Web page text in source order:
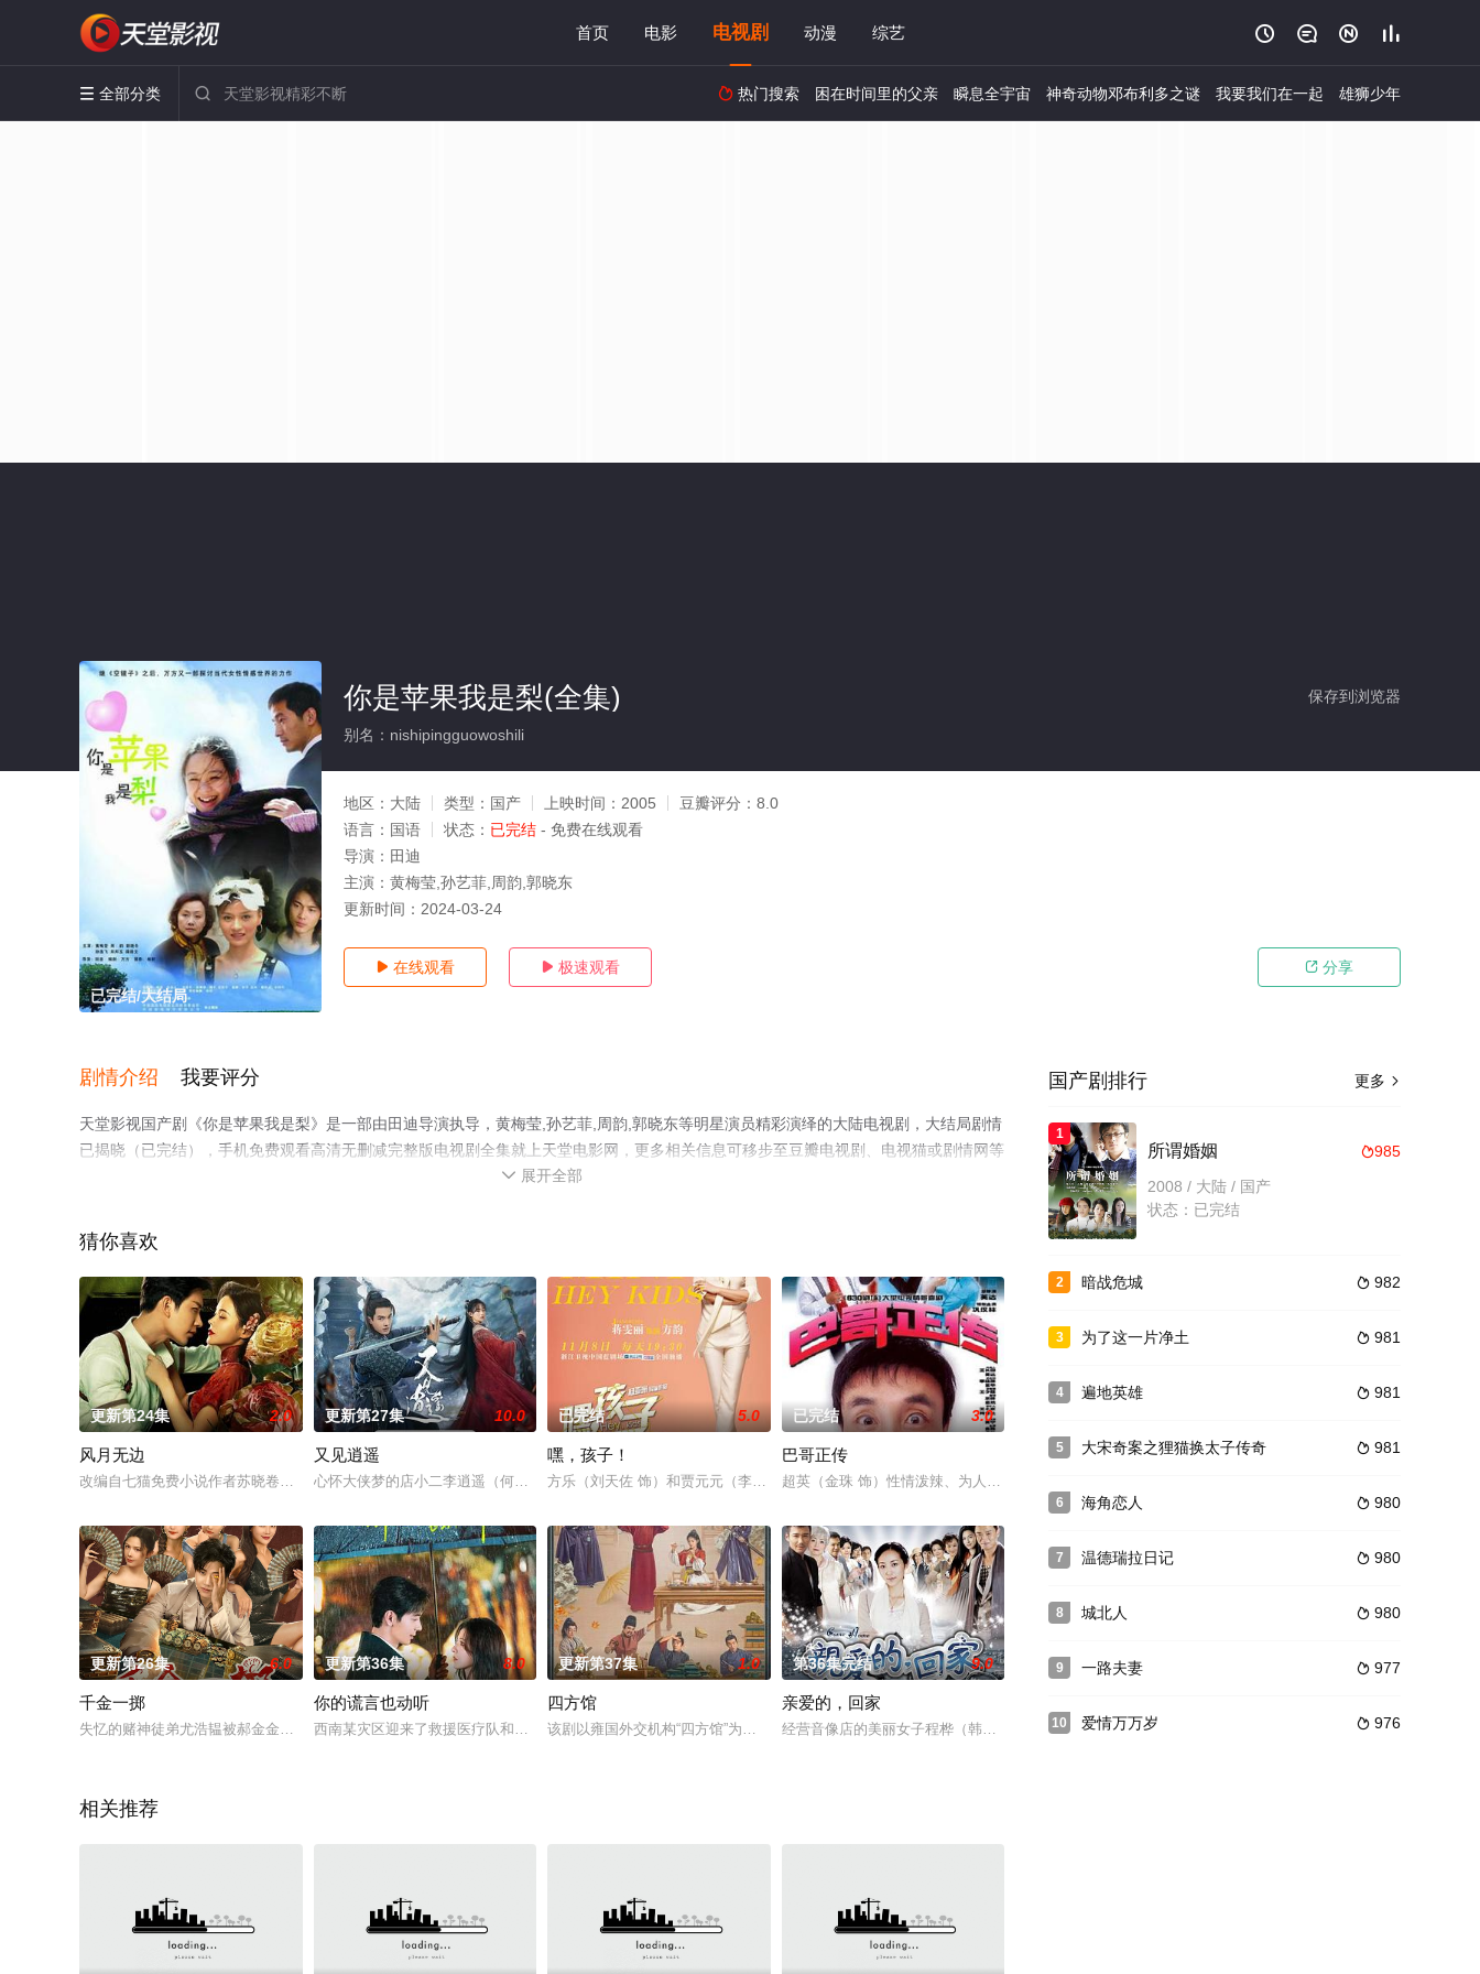
首页 电影 电视剧 动漫 综艺    
 全部分类   热门搜索 困在时间里的父亲 瞬息全宇宙 神奇动物邓布利多之谜 我要我们在一起 雄狮少年
已完结/大结局
保存到浏览器
你是苹果我是梨(全集)
别名：nishipingguowoshili
地区： 大陆 类型： 国产 上映时间： 2005 豆瓣评分： 8.0
语言： 国语 状态： 已完结 - 免费在线观看
导演： 田迪
主演： 黄梅莹,孙艺菲,周韵,郭晓东
更新时间： 2024-03-24
 在线观看  极速观看  分享
剧情介绍 我要评分
天堂影视国产剧《你是苹果我是梨》是一部由田迪导演执导，黄梅莹,孙艺菲,周韵,郭晓东等明星演员精彩演绎的大陆电视剧，大结局剧情
已揭晓（已完结），手机免费观看高清无删减完整版电视剧全集就上天堂电影网，更多相关信息可移步至豆瓣电视剧、电视猫或剧情网等
。
 展开全部
猜你喜欢
更新第24集 2.0
风月无边
改编自七猫免费小说作者苏晓卷作品《退婚后被大佬亲哭了》。云城名伶杨安凝（洪潇 饰）为替师兄报仇不惜铤而走险委身军阀之子贺行洲（严子贤 饰），并精心布置好
更新第27集 10.0
又见逍遥
心怀大侠梦的店小⼆李逍遥（何与 饰），机缘巧合结识女娲后人赵灵儿（杨雨潼 饰），与其结伴寻找能破除天下旱灾的水灵珠，途中先后结识欢喜冤家林月如（徐好 饰
已完结 5.0
嘿，孩子！
方乐（刘天佐 饰）和贾元元（李小冉 饰）男才女貌，是旁人眼中的天作之合，然而只有他们自己知道，两人的婚姻因为孩子的问题而亮起了红灯。
已完结 3.0
巴哥正传
超英（金珠 饰）性情泼辣、为人热情，唯独看不上她眼中窝囊的丈夫巴国梁（巩汉林 饰），一会儿嫌他不挣
更新第26集 6.0
千金一掷
失忆的赌神徒弟尤浩韫被郝金金一家收留，因无意展露赌术卷入纷争：孙忆千为家族话语权拉拢他，郝金金因厌赌误解他，诺一不断逼赌。带娃寡妇夏稚的出现意外暴露其身
更新第36集 8.0
你的谎言也动听
西南某灾区迎来了救援医疗队和志愿者们，随队而来的还有女演员秦翡。人人都说秦翡来当志愿者不过是为了作秀，然而，秦翡却认真努力，还在危急时刻舍身救人。日夜相
更新第37集 1.0
四方馆
该剧以雍国外交机构“四方馆”为背景，讲述身处这一片小小天地中的元莫（檀健次 饰）、阿术（周依然 饰）、王昆吾（杜淳 饰）、尉迟华（阚清子
第36集完结 9.0
亲爱的，回家
经营音像店的美丽女子程桦（韩雪 饰）因走私盗版光盘而被判处有期徒刑一年，其父亲也突发心脏病倒地。
相关推荐
更多 
国产剧排行
1
985
所谓婚姻
2008 / 大陆 / 国产
状态：已完结
2  982
暗战危城
3  981
为了这一片净土
4  981
遍地英雄
5  981
大宋奇案之狸猫换太子传奇
6  980
海角恋人
7  980
温德瑞拉日记
8  980
城北人
9  977
一路夫妻
10  976
爱情万万岁